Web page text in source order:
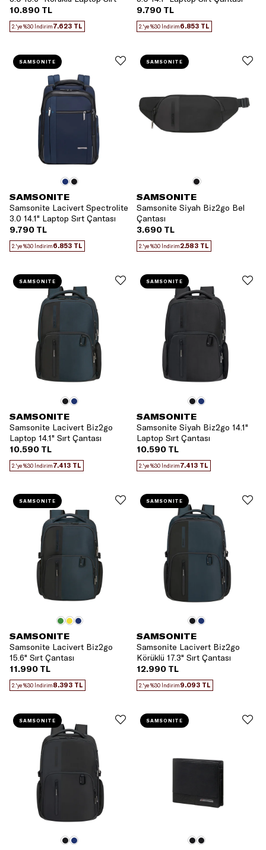
Çantası
10.890 TL
2.'ye %30 İndirim7.623 TL
9.790 TL
2.'ye %30 İndirim6.853 TL
SAMSONITE
Samsonite Lacivert Spectrolite
3.0 14.1" Laptop Sırt Çantası
9.790 TL
2.'ye %30 İndirim6.853 TL
SAMSONITE
SAMSONITE
Samsonite Siyah Biz2go Bel
Çantası
3.690 TL
2.'ye %30 İndirim2.583 TL
SAMSONITE
SAMSONITE
Samsonite Lacivert Biz2go
Laptop 14.1" Sırt Çantası
10.590 TL
2.'ye %30 İndirim7.413 TL
SAMSONITE
SAMSONITE
Samsonite Siyah Biz2go 14.1"
Laptop Sırt Çantası
10.590 TL
2.'ye %30 İndirim7.413 TL
SAMSONITE
SAMSONITE
Samsonite Lacivert Biz2go
15.6" Sırt Çantası
11.990 TL
2.'ye %30 İndirim8.393 TL
SAMSONITE
SAMSONITE
Samsonite Lacivert Biz2go
Körüklü 17.3" Sırt Çantası
12.990 TL
2.'ye %30 İndirim9.093 TL
SAMSONITE
SAMSONITE SAMSONITE